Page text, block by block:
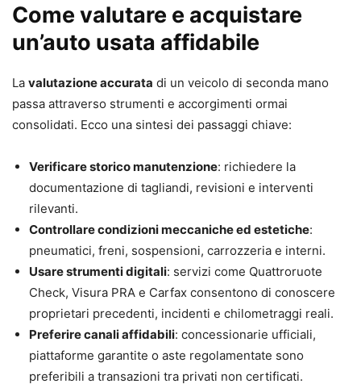
Come valutare e acquistare
un’auto usata affidabile
La valutazione accurata di un veicolo di seconda mano
passa attraverso strumenti e accorgimenti ormai
consolidati. Ecco una sintesi dei passaggi chiave:
Verificare storico manutenzione: richiedere la
documentazione di tagliandi, revisioni e interventi
rilevanti.
Controllare condizioni meccaniche ed estetiche:
pneumatici, freni, sospensioni, carrozzeria e interni.
Usare strumenti digitali: servizi come Quattroruote
Check, Visura PRA e Carfax consentono di conoscere
proprietari precedenti, incidenti e chilometraggi reali.
Preferire canali affidabili: concessionarie ufficiali,
piattaforme garantite o aste regolamentate sono
preferibili a transazioni tra privati non certificati.